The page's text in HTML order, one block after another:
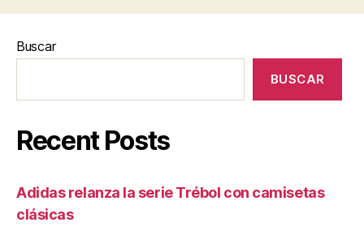
Buscar
BUSCAR
Recent Posts
Adidas relanza la serie Trébol con camisetas
clásicas